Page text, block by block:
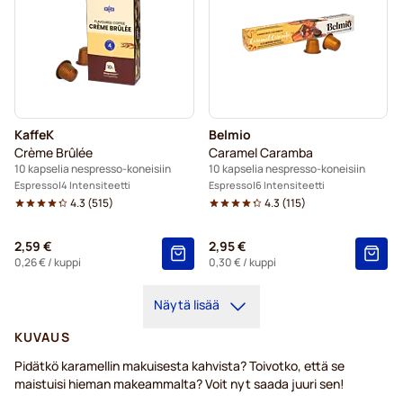
KaffeK
Crème Brûlée
10 kapselia nespresso-koneisiin
Espresso 4 Intensiteetti
4.3 (515)
2,59 €
0,26 €/ kuppi
Belmio
Caramel Caramba
10 kapselia nespresso-koneisiin
Espresso 6 Intensiteetti
4.3 (115)
2,95 €
0,30 €/ kuppi
Näytä lisää
KUVAUS
Pidätkö karamellin makuisesta kahvista? Toivotko, että se
maistuisi hieman makeammalta? Voit nyt saada juuri sen!